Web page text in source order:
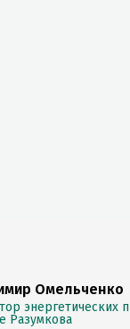
Омельченко
энергетических
Разумкова